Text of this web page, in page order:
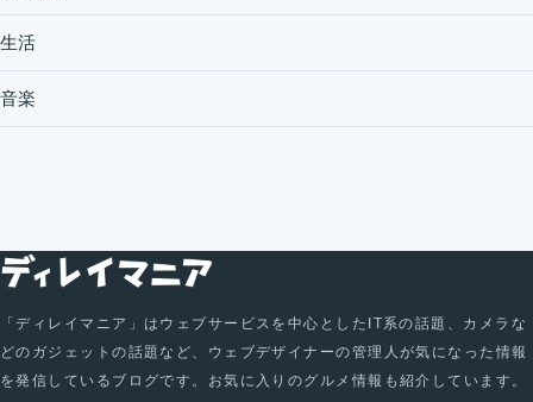
生活
音楽
「ディレイマニア」はウェブサービスを中心としたIT系の話題、カメラな
どのガジェットの話題など、ウェブデザイナーの管理人が気になった情報
を発信しているブログです。お気に入りのグルメ情報も紹介しています。